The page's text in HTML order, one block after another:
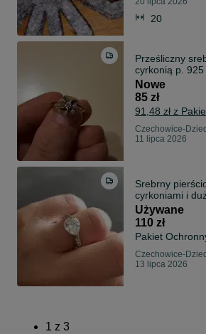
20
Prześliczny
cyrkonią p.
Nowe
85 zł
91,48 zł z
Czechowice-
11 lipca 2026
Srebrny
cyrkoniami i
Używane
110 zł
Pakiet
Czechowice-
13 lipca 2026
1 z 3